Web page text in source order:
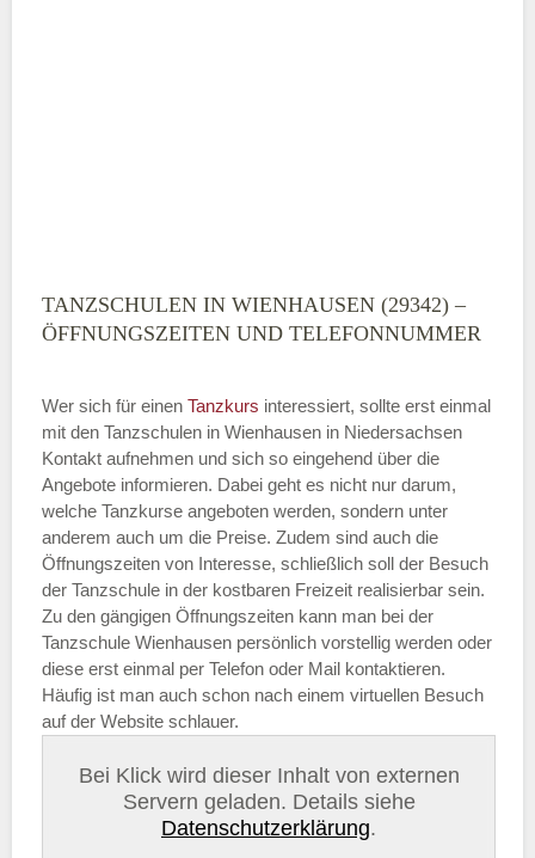
TANZSCHULEN IN WIENHAUSEN (29342) –
ÖFFNUNGSZEITEN UND TELEFONNUMMER
Wer sich für einen Tanzkurs interessiert, sollte erst einmal
mit den Tanzschulen in Wienhausen in Niedersachsen
Kontakt aufnehmen und sich so eingehend über die
Angebote informieren. Dabei geht es nicht nur darum,
welche Tanzkurse angeboten werden, sondern unter
anderem auch um die Preise. Zudem sind auch die
Öffnungszeiten von Interesse, schließlich soll der Besuch
der Tanzschule in der kostbaren Freizeit realisierbar sein.
Zu den gängigen Öffnungszeiten kann man bei der
Tanzschule Wienhausen persönlich vorstellig werden oder
diese erst einmal per Telefon oder Mail kontaktieren.
Häufig ist man auch schon nach einem virtuellen Besuch
auf der Website schlauer.
Bei Klick wird dieser Inhalt von externen
Servern geladen. Details siehe
Datenschutzerklärung.